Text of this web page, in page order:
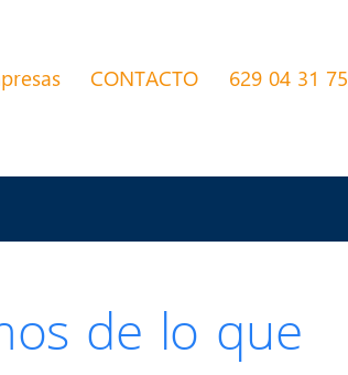
CONTACTO 629 04 31 75
de lo que